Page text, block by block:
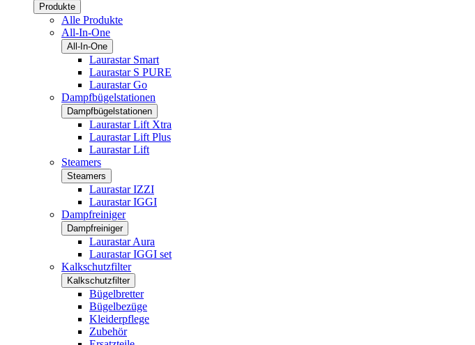
Produkte
Alle Produkte
All-In-One
All-In-One
Laurastar Smart
Laurastar S PURE
Laurastar Go
Dampfbügelstationen
Dampfbügelstationen
Laurastar Lift Xtra
Laurastar Lift Plus
Laurastar Lift
Steamers
Steamers
Laurastar IZZI
Laurastar IGGI
Dampfreiniger
Dampfreiniger
Laurastar Aura
Laurastar IGGI set
Kalkschutzfilter
Kalkschutzfilter
Bügelbretter
Bügelbezüge
Kleiderpflege
Zubehör